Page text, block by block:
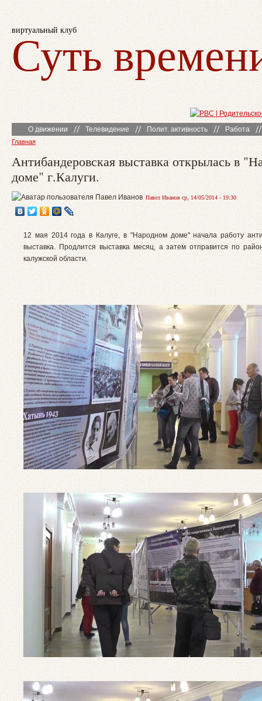
виртуальный клуб
Суть
О движении Телевидение Полит. активность Работа
Главная
Антибандеровская выставка открылась в
доме" г.Калуги.
Павел Иванов ср, 14/05/2014 - 19:30
12 мая 2014 года в Калуге, в "Народном доме" начала работу
выставка. Продлится выставка месяц, а затем отправится по
калужской области.